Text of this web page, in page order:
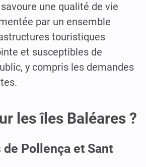
savoure une qualité de vie
par un ensemble
touristiques
et susceptibles de
y compris les demandes
les îles Baléares ?
Pollença et Sant